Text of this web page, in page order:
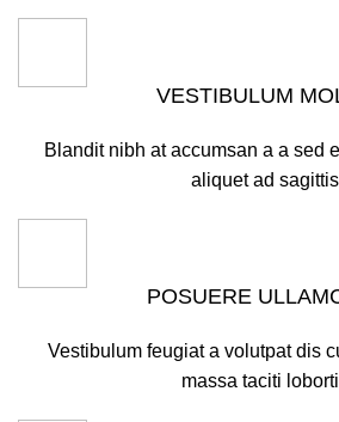
VESTIBULUM
Blandit nibh at accumsan a a sed
aliquet ad
POSUERE
Vestibulum feugiat a volutpat dis
massa taciti